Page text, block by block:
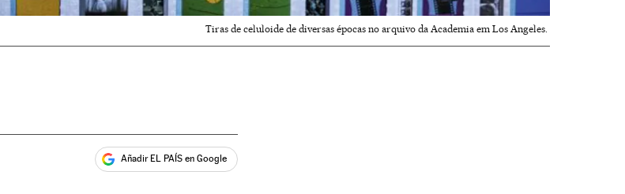
Tiras de celuloide de diversas épocas no arquivo da Academia em Los Angeles.
Añadir EL PAÍS en Google